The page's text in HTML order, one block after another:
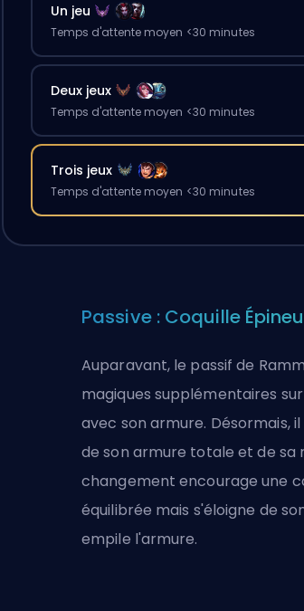
Un jeu
Temps d'attente moyen <30 minutes
Deux jeux
Temps d'attente moyen <30 minutes
Trois jeux
Temps d'attente moyen <30 minutes
Passive : Coquille
Auparavant, le passif de
magiques supplémentaires
avec son armure. Désormais,
de son armure totale et de sa
changement encourage une
équilibrée mais s'éloigne de
empile l'armure.